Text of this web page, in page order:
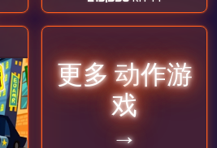
更多 动作游
戏
→